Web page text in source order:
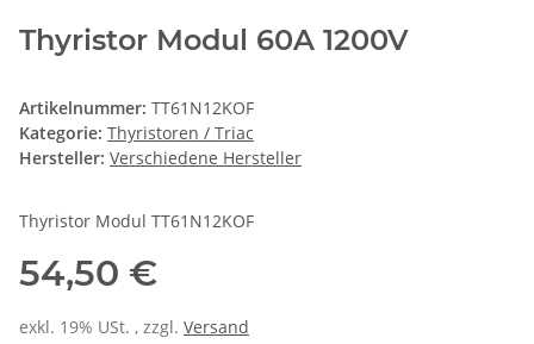
Thyristor Modul 60A 1200V
Artikelnummer: TT61N12KOF
Kategorie: Thyristoren / Triac
Hersteller: Verschiedene Hersteller
Thyristor Modul TT61N12KOF
54,50 €
exkl. 19% USt. , zzgl. Versand